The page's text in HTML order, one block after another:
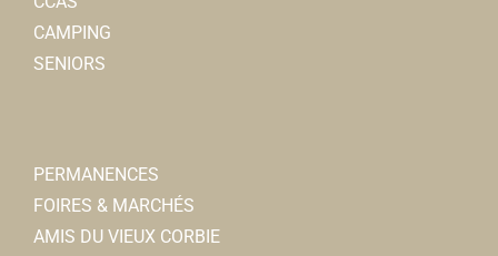
CAMPING
SENIORS
PERMANENCES
FOIRES & MARCHÉS
AMIS DU VIEUX CORBIE